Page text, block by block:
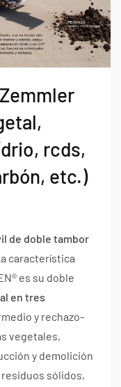
rcds,
etc.)
de doble tambor
característica
es su doble
en tres
y rechazo-
vegetales,
y demolición
residuos sólidos,